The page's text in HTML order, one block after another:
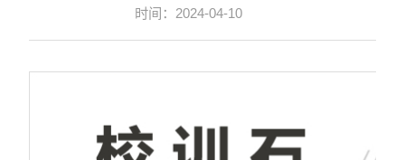
时间：2024-04-10